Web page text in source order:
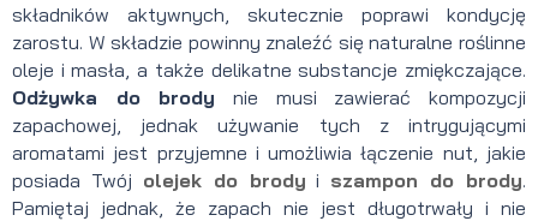
składników aktywnych, skutecznie poprawi kondycję
zarostu. W składzie powinny znaleźć się naturalne roślinne
oleje i masła, a także delikatne substancje zmiękczające.
Odżywka do brody nie musi zawierać kompozycji
zapachowej, jednak używanie tych z intrygującymi
aromatami jest przyjemne i umożliwia łączenie nut, jakie
posiada Twój olejek do brody i szampon do brody.
Pamiętaj jednak, że zapach nie jest długotrwały i nie